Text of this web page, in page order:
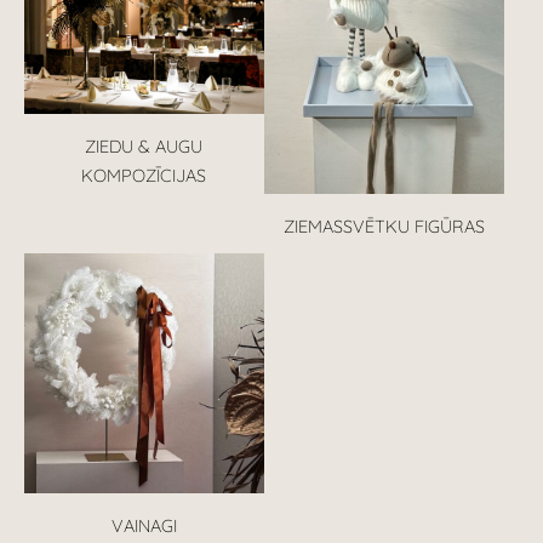
ZIEDU & AUGU
KOMPOZĪCIJAS
ZIEMASSVĒTKU FIGŪRAS
VAINAGI